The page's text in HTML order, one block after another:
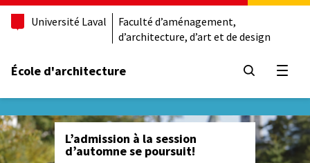
Université Laval
Faculté d’aménagement,
d’architecture, d’art et de design
École d'architecture
L’admission à la session
d’automne se poursuit!